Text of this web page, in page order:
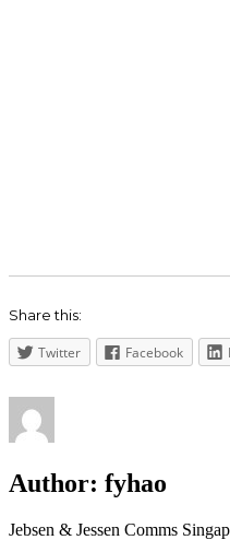
Share this:
Twitter Facebook
Author: fyhao
Jebsen & Jessen Comms